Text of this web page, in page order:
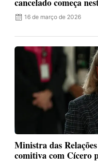
16 de março de 2026
Ministra das
comitiva com Cícero